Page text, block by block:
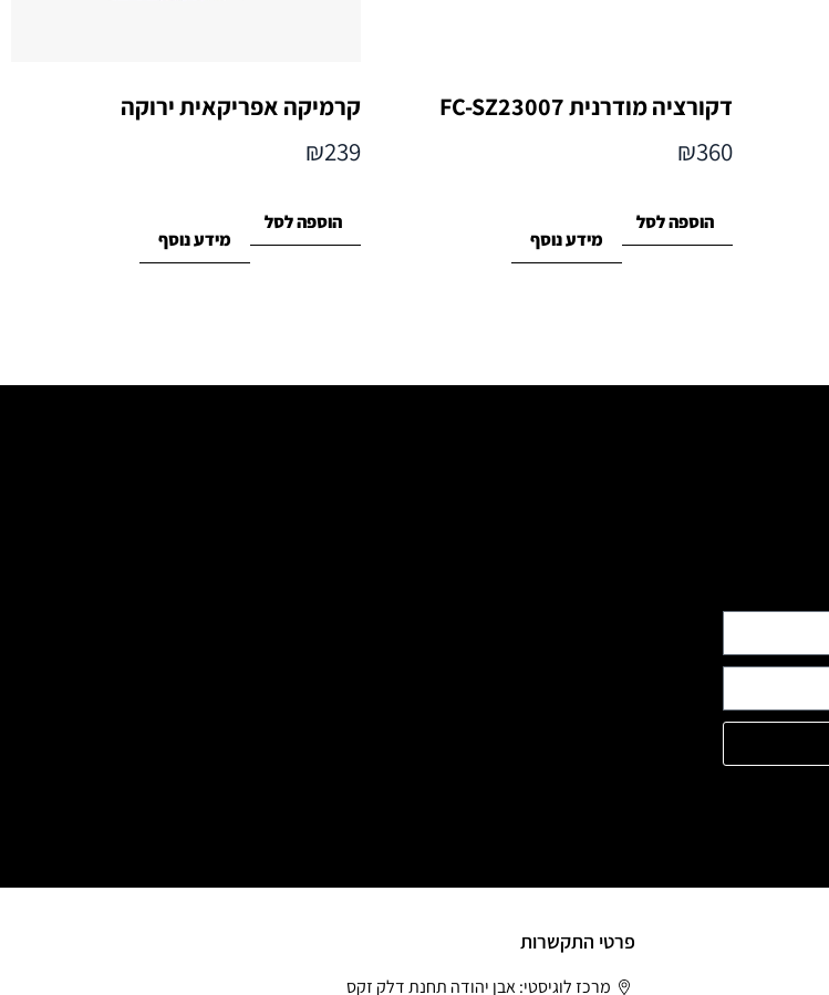
דקורציה מודרנית FC-SZ23007
₪360
הוספה לסל
מידע נוסף
קרמיקה אפריקאית ירוקה
₪239
הוספה לסל
מידע נוסף
פרטי התקשרות
מרכז לוגיסטי: אבן יהודה תחנת דלק זקס